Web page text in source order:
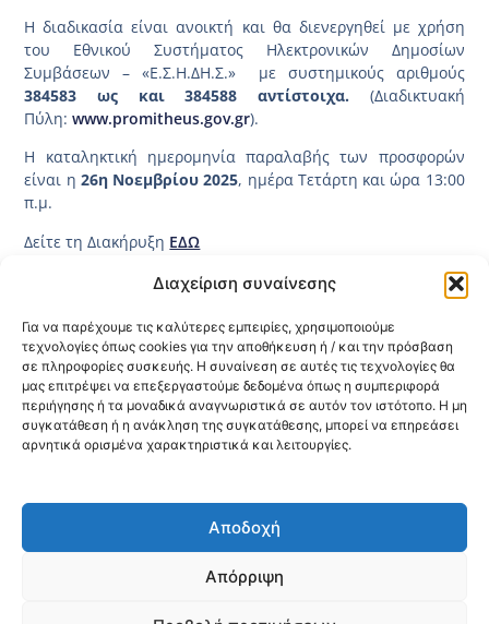
Διαχείριση συναίνεσης
Για να παρέχουμε τις καλύτερες εμπειρίες, χρησιμοποιούμε
τεχνολογίες όπως cookies για την αποθήκευση ή / και την πρόσβαση
σε πληροφορίες συσκευής. Η συναίνεση σε αυτές τις τεχνολογίες θα
μας επιτρέψει να επεξεργαστούμε δεδομένα όπως η συμπεριφορά
περιήγησης ή τα μοναδικά αναγνωριστικά σε αυτόν τον ιστότοπο. Η μη
συγκατάθεση ή η ανάκληση της συγκατάθεσης, μπορεί να επηρεάσει
αρνητικά ορισμένα χαρακτηριστικά και λειτουργίες.
Αποδοχή
Απόρριψη
Η διαδικασία είναι ανοικτή και θα διενεργηθεί με χρήση
του Εθνικού Συστήματος Ηλεκτρονικών Δημοσίων
Συμβάσεων – «Ε.Σ.Η.ΔΗ.Σ.» με συστημικούς αριθμούς
384583 ως και 384588 αντίστοιχα. (Διαδικτυακή
Πύλη:www.promitheus.gov.gr).
Η καταληκτική ημερομηνία παραλαβής των προσφορών
είναι η 26η Νοεμβρίου 2025, ημέρα Τετάρτη και ώρα 13:00
π.μ.
Δείτε τη Διακήρυξη ΕΔΩ
Δείτε την Απόφαση Τροποποίησης Καταληκτικής
Δείτε την Απόφαση Τροποποίησης Καταληκτικής
Ημερομηνίας ΔιακήρυξηςΕΔΩ(Ενημέρωση: 09-01-26)
Δείτε την Απόφαση Τροποποίησης Καταληκτικής
Ημερομηνίας ΔιακήρυξηςΕΔΩ(Ενημέρωση: 26-01-26)
@2026 3ype.gr All rights reserved
Θεσσαλονίκη, ΕλλάδαΤηλ: +30 2311 226 200